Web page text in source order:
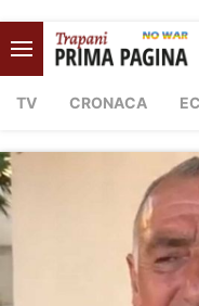
TV CRONACA